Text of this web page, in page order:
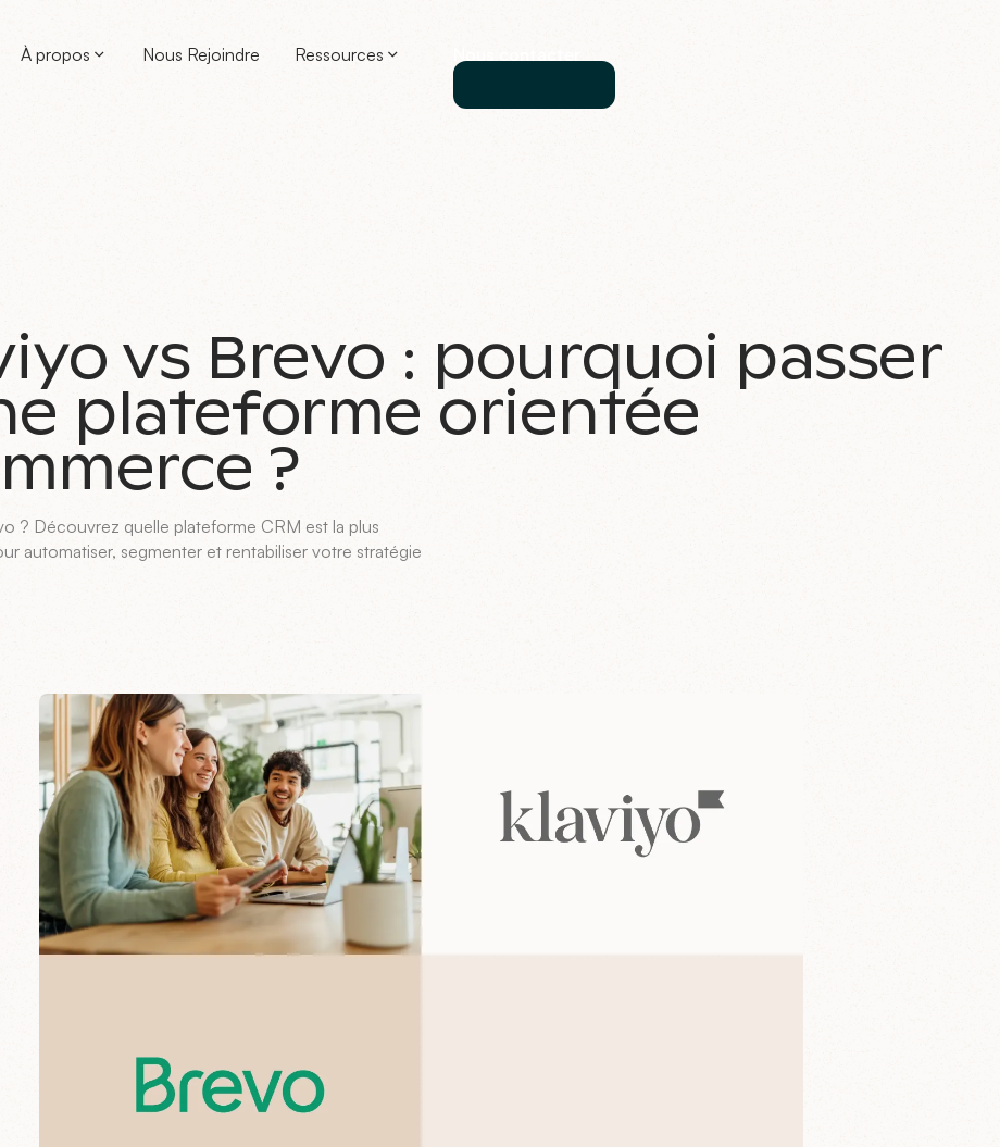
À propos Nous Rejoindre Ressources
vs Brevo : pourquoi passer
plateforme orientée
?
? Découvrez quelle plateforme CRM est la plus
automatiser, segmenter et rentabiliser votre stratégie